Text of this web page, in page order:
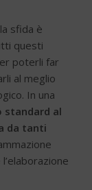
sfida è
questi
poterli far
al meglio
In una
standard al
da tanti